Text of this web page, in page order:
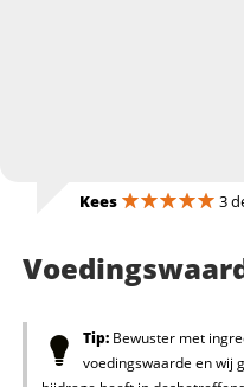
Kees 3
Tip:Bewuster met
voedingswaarde en wij